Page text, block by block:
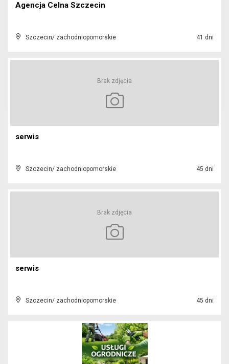
Agencja Celna Szczecin
Szczecin/ zachodniopomorskie 41 dni
Brak zdjęcia
serwis
Szczecin/ zachodniopomorskie 45 dni
Brak zdjęcia
serwis
Szczecin/ zachodniopomorskie 45 dni